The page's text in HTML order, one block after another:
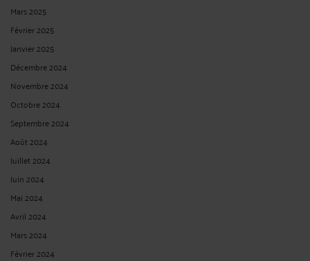
Mars 2025
Février 2025
Janvier 2025
Décembre 2024
Novembre 2024
Octobre 2024
Septembre 2024
Août 2024
Juillet 2024
Juin 2024
Mai 2024
Avril 2024
Mars 2024
Février 2024